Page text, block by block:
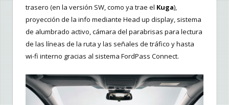
trasero (en la versión SW, como ya trae el Kuga),
proyección de la info mediante Head up display, sistema
de alumbrado activo, cámara del parabrisas para lectura
de las líneas de la ruta y las señales de tráfico y hasta
wi-fi interno gracias al sistema FordPass Connect.